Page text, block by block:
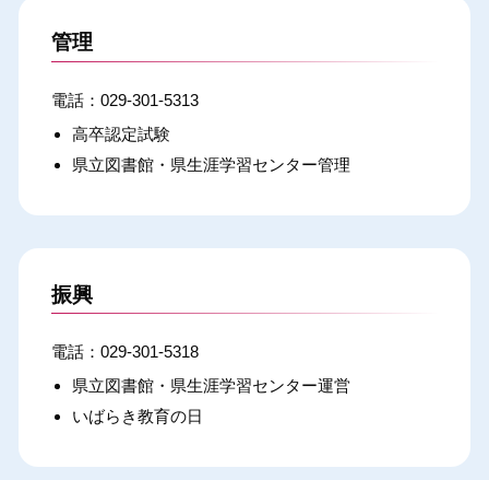
管理
029-301-5313
高卒認定試験
県立図書館・県生涯学習センター管理
振興
029-301-5318
県立図書館・県生涯学習センター運営
いばらき教育の日